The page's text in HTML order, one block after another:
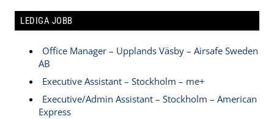
LEDIGA JOBB
Office Manager – Upplands Väsby – Airsafe Sweden
AB
Executive Assistant – Stockholm – me+
Executive/Admin Assistant – Stockholm – American
Express